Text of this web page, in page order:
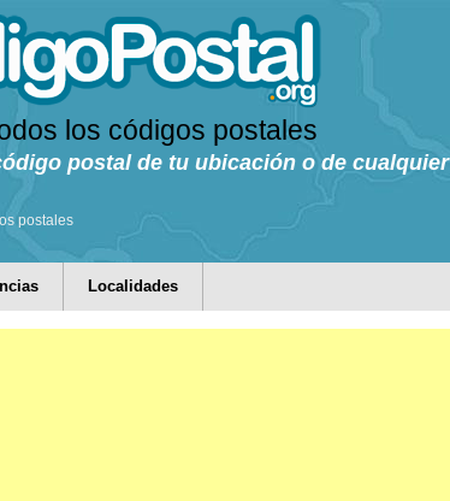
los códigos postales
postal de tu ubicación o de cualquier
postales
Localidades